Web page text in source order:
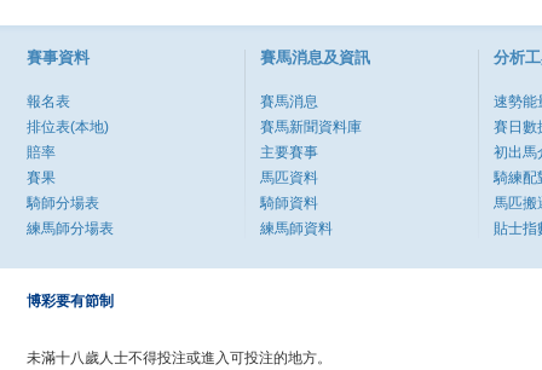
賽事資料
報名表
排位表(本地)
賠率
賽果
騎師分場表
練馬師分場表
賽馬消息及資訊
賽馬消息
賽馬新聞資料庫
主要賽事
馬匹資料
騎師資料
練馬師資料
分析
速勢能
賽日數
初出馬
騎練配
馬匹搬
貼士指
博彩要有節制
未滿十八歲人士不得投注或進入可投注的地方。